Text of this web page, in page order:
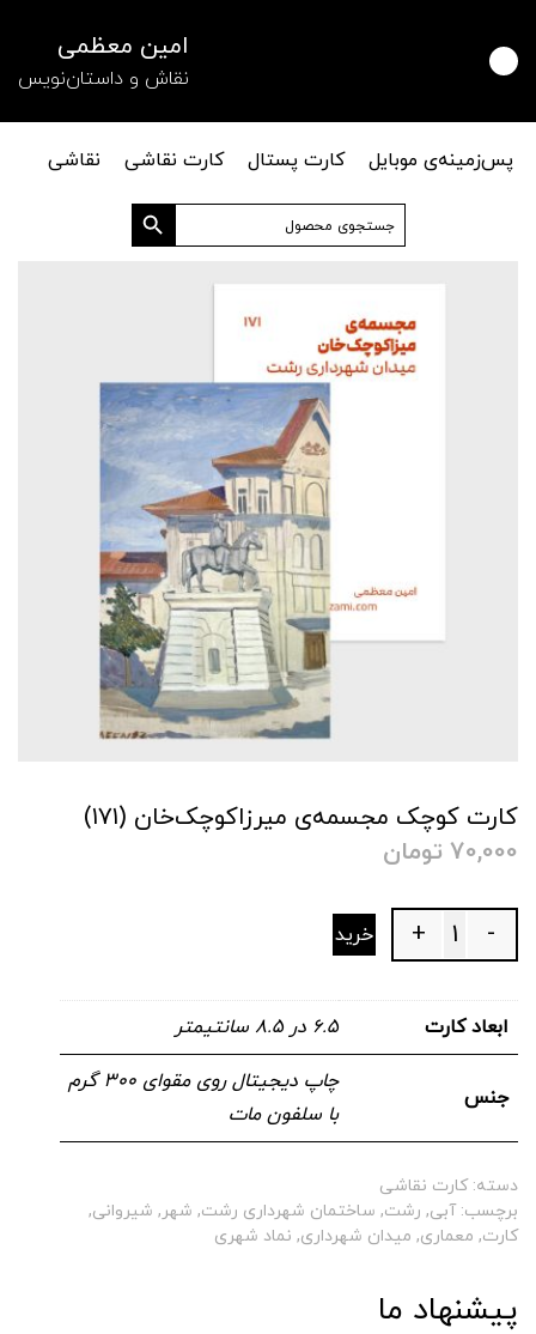
امین معظمی
نقاش و داستان‌نویس
پس‌زمینه‌ی موبایل کارت پستال کارت نقاشی
نقاشی
جستجو
برای:
دکمه جستجو
کارت کوچک مجسمه‌ی میرزاکوچک‌خان (۱۷۱)
70,000 تومان
Quantity -
+ خرید
ابعاد کارت ۶.۵ در ۸.۵ سانتیمتر
جنس
چاپ دیجیتال روی مقوای ۳۰۰ گرم
با سلفون مات
دسته:کارت نقاشی
برچسب:آبی, رشت, ساختمان شهرداری رشت, شهر , شیروانی,
کارت, معماری, میدان شهرداری, نماد شهری
پیشنهاد ما